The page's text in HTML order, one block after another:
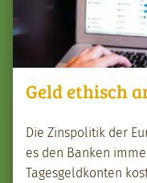
Geld ethisch
Die Zin­spoli­tik der
es den Banken
Tages­geld­kon­ten